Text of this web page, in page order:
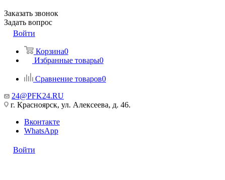
Заказать звонок
Задать вопрос
Войти
Корзина0
Избранные товары0
Сравнение товаров0
24@PFK24.RU
г. Красноярск, ул. Алексеева, д. 46.
Вконтакте
WhatsApp
Войти